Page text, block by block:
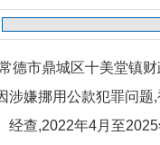
德市鼎城区十美堂镇
涉嫌挪用公款犯罪问题
经查,2022年4月至2025